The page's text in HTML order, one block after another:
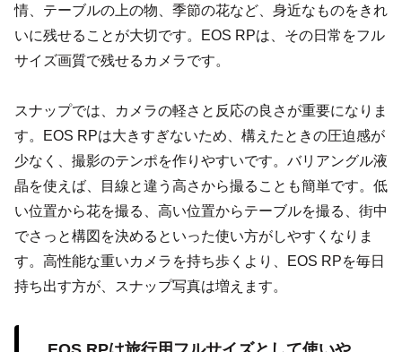
情、テーブルの上の物、季節の花など、身近なものをきれ
いに残せることが大切です。EOS RPは、その日常をフル
サイズ画質で残せるカメラです。
スナップでは、カメラの軽さと反応の良さが重要になりま
す。EOS RPは大きすぎないため、構えたときの圧迫感が
少なく、撮影のテンポを作りやすいです。バリアングル液
晶を使えば、目線と違う高さから撮ることも簡単です。低
い位置から花を撮る、高い位置からテーブルを撮る、街中
でさっと構図を決めるといった使い方がしやすくなりま
す。高性能な重いカメラを持ち歩くより、EOS RPを毎日
持ち出す方が、スナップ写真は増えます。